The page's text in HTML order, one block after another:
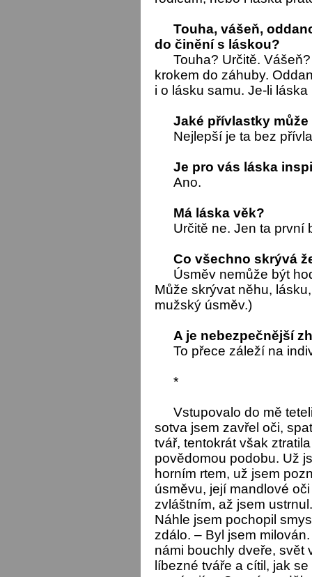
Touha, vášeň,
do činění s láskou?
Touha? Určitě.
krokem do záhuby.
i o lásku samu. Je-li
Jaké přívlastky může
Nejlepší je ta bez
Je pro vás láska
Ano.
Má láska věk?
Určitě ne. Jen ta první
Co všechno skrývá
Úsměv nemůže být
Může skrývat něhu,
mužský úsměv.)
A je nebezpečnější
To přece záleží na
*
Vstupovalo do mě
sotva jsem zavřel oči,
tvář, tentokrát však
povědomou podobu. Už
horním rtem, už jsem
úsměvu, její mandlové
zvláštním, až jsem
Náhle jsem pochopil
zdálo. – Byl jsem
námi bouchly dveře, svět
líbezné tváře a cítil, jak